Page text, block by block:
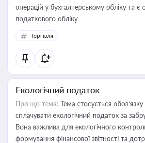
операцій у бухгалтерському обліку та
податкового обліку
Торгівля
Екологічний податок
Про що тема: Тема стосується
сплачувати екологічний податок за
Вона важлива для екологічного
формування фінансової звітності та